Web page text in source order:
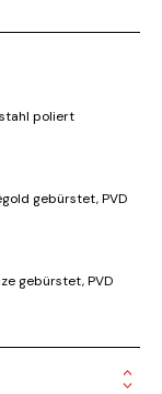
poliert
gebürstet, PVD
gebürstet, PVD